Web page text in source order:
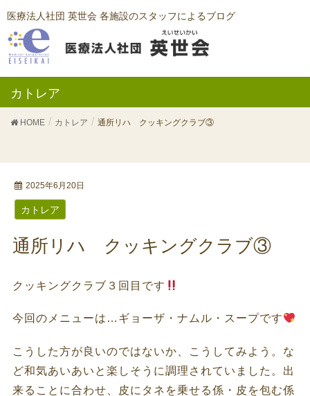
医療法人社団 英世会 各施設のスタッフによるブログ
カトレア
HOME カトレア 通所リハ クッキングクラブ③
2025年6月20日
カトレア
通所リハ クッキングクラブ③
クッキングクラブ３回目です
今回のメニューは…ギョーザ・ナムル・スープです
こうした方が良いのではないか、こうしてみよう。な
ど和気あいあいと楽しそうに調理されていました。出
来ることに合わせ、皮にタネを乗せる係・皮を包む係